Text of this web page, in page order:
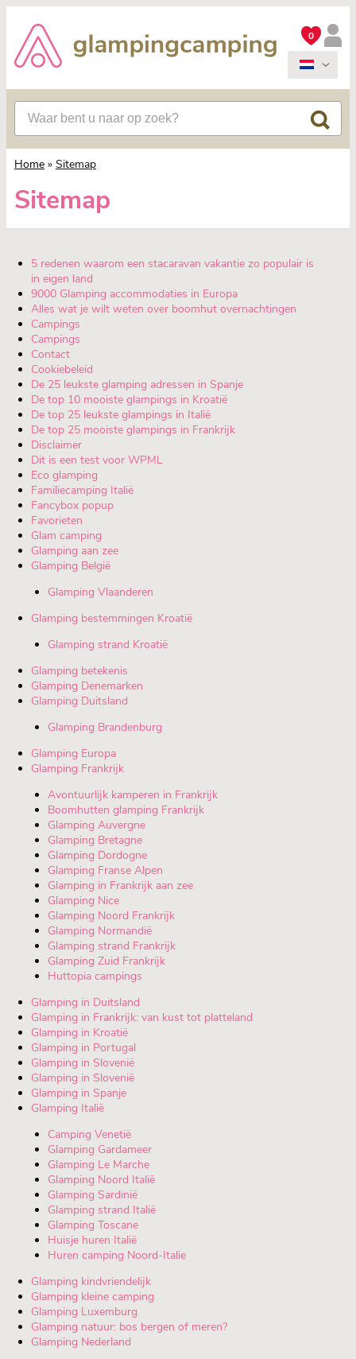
0
Home » Sitemap
Sitemap
5 redenen waarom een stacaravan vakantie zo populair is
in eigen land
9000 Glamping accommodaties in Europa
Alles wat je wilt weten over boomhut overnachtingen
Campings
Campings
Contact
Cookiebeleid
De 25 leukste glamping adressen in Spanje
De top 10 mooiste glampings in Kroatië
De top 25 leukste glampings in Italië
De top 25 mooiste glampings in Frankrijk
Disclaimer
Dit is een test voor WPML
Eco glamping
Familiecamping Italië
Fancybox popup
Favorieten
Glam camping
Glamping aan zee
Glamping België
Glamping Vlaanderen
Glamping bestemmingen Kroatië
Glamping strand Kroatië
Glamping betekenis
Glamping Denemarken
Glamping Duitsland
Glamping Brandenburg
Glamping Europa
Glamping Frankrijk
Avontuurlijk kamperen in Frankrijk
Boomhutten glamping Frankrijk
Glamping Auvergne
Glamping Bretagne
Glamping Dordogne
Glamping Franse Alpen
Glamping in Frankrijk aan zee
Glamping Nice
Glamping Noord Frankrijk
Glamping Normandië
Glamping strand Frankrijk
Glamping Zuid Frankrijk
Huttopia campings
Glamping in Duitsland
Glamping in Frankrijk: van kust tot platteland
Glamping in Kroatië
Glamping in Portugal
Glamping in Slovenië
Glamping in Slovenië
Glamping in Spanje
Glamping Italië
Camping Venetië
Glamping Gardameer
Glamping Le Marche
Glamping Noord Italië
Glamping Sardinië
Glamping strand Italië
Glamping Toscane
Huisje huren Italië
Huren camping Noord-Italie
Glamping kindvriendelijk
Glamping kleine camping
Glamping Luxemburg
Glamping natuur: bos bergen of meren?
Glamping Nederland